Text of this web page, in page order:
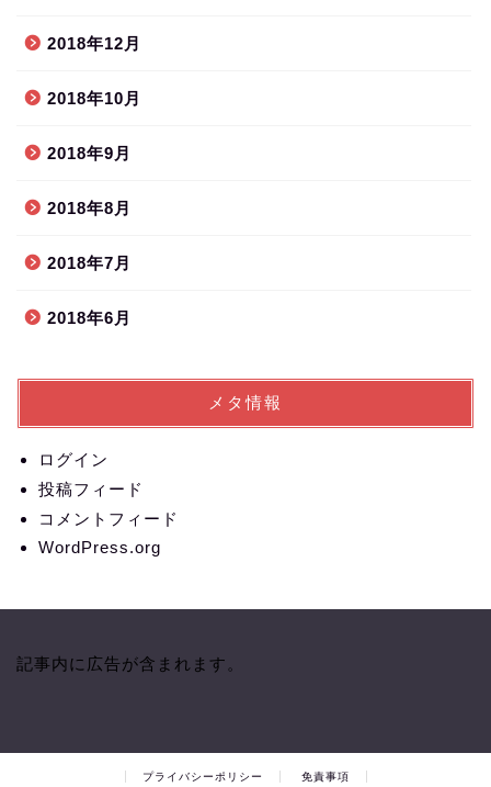
2018年12月
2018年10月
2018年9月
2018年8月
2018年7月
2018年6月
メタ情報
ログイン
投稿フィード
コメントフィード
WordPress.org
記事内に広告が含まれます。
プライバシーポリシー 免責事項